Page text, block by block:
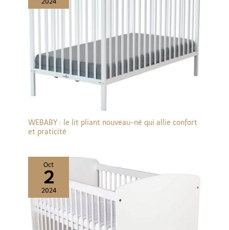
2024
WEBABY : le lit pliant nouveau-né qui allie confort
et praticité
Oct
2
2024